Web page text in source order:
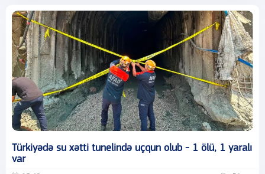
Türkiyədə su xətti tunelində uçqun olub - 1 ölü, 1 yaralı
var